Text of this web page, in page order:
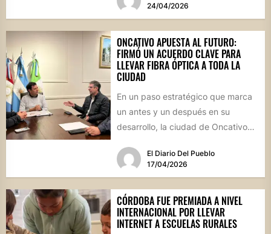
24/04/2026
ONCATIVO APUESTA AL FUTURO:
FIRMÓ UN ACUERDO CLAVE PARA
LLEVAR FIBRA ÓPTICA A TODA LA
CIUDAD
En un paso estratégico que marca
un antes y un después en su
desarrollo, la ciudad de Oncativo
El Diario Del Pueblo
17/04/2026
CÓRDOBA FUE PREMIADA A NIVEL
INTERNACIONAL POR LLEVAR
INTERNET A ESCUELAS RURALES